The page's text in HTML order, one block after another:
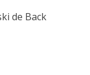
de Back